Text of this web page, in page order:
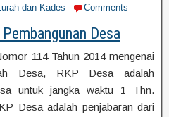
dan Kades Comments
Desa
114 Tahun 2014 mengenai
Desa, RKP Desa adalah
untuk jangka waktu 1 Thn.
Desa adalah penjabaran dari